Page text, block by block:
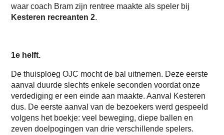
waar coach Bram zijn rentree maakte als speler bij
Kesteren recreanten 2.
1e helft.
De thuisploeg OJC mocht de bal uitnemen. Deze eerste
aanval duurde slechts enkele seconden voordat onze
verdediging er een einde aan maakte. Aanval Kesteren
dus. De eerste aanval van de bezoekers werd gespeeld
volgens het boekje: veel beweging, diepe ballen en
zeven doelpogingen van drie verschillende spelers.